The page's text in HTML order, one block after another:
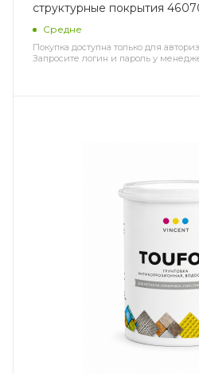
структурные покрытия
Средне
Покупка доступна только для
Запросите логин и пароль у